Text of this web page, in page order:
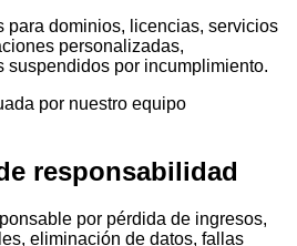
para dominios, licencias, servicios
personalizadas,
suspendidos por incumplimiento.
por nuestro equipo
responsabilidad
por pérdida de ingresos,
eliminación de datos, fallas